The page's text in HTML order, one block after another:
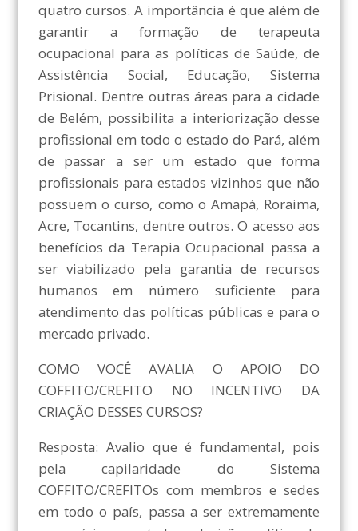
quatro cursos. A importância é que além de
garantir a formação de terapeuta
ocupacional para as políticas de Saúde, de
Assistência Social, Educação, Sistema
Prisional. Dentre outras áreas para a cidade
de Belém, possibilita a interiorização desse
profissional em todo o estado do Pará, além
de passar a ser um estado que forma
profissionais para estados vizinhos que não
possuem o curso, como o Amapá, Roraima,
Acre, Tocantins, dentre outros. O acesso aos
benefícios da Terapia Ocupacional passa a
ser viabilizado pela garantia de recursos
humanos em número suficiente para
atendimento das políticas públicas e para o
mercado privado.
COMO VOCÊ AVALIA O APOIO DO
COFFITO/CREFITO NO INCENTIVO DA
CRIAÇÃO DESSES CURSOS?
Resposta: Avalio que é fundamental, pois
pela capilaridade do Sistema
COFFITO/CREFITOs com membros e sedes
em todo o país, passa a ser extremamente